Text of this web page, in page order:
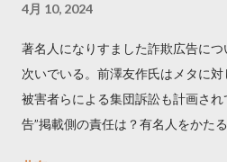
4月 10, 2024
著名人になりすました詐欺広告に
次いでいる。前澤友作氏はメタに対
被害者らによる集団訴訟も計画さ
告”掲載側の責任は？有名人をか